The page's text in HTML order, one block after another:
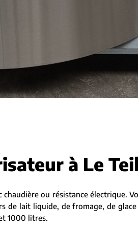
à Le Teil
ou résistance électrique.
de lait liquide, de fromage, de
1000 litres.